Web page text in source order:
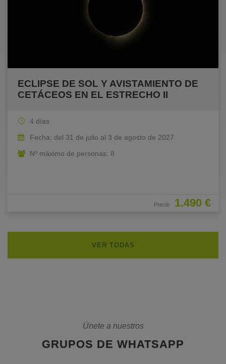
ECLIPSE DE SOL Y AVISTAMIENTO DE
CETÁCEOS EN EL ESTRECHO II
Precio 1.490 €
4 días
Fecha: del 31 de julio al 3 de agosto de 2027
Nº máximo de personas: 8
VER TODAS
Únete a nuestros
GRUPOS DE WHATSAPP